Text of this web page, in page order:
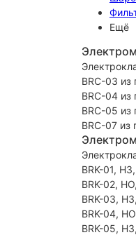
Ещё
BRC-03 из
BRC-04 из
BRC-05 из
BRC-07 из
BRK-01,
BRK-02,
BRK-03,
BRK-04,
BRK-05,